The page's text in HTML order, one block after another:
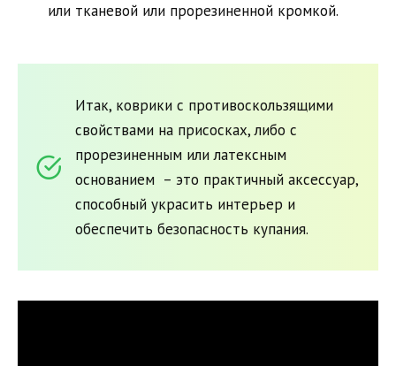
или тканевой или прорезиненной кромкой.
Итак, коврики с противоскользящими
свойствами на присосках, либо с
прорезиненным или латексным
основанием – это практичный аксессуар,
способный украсить интерьер и
обеспечить безопасность купания.